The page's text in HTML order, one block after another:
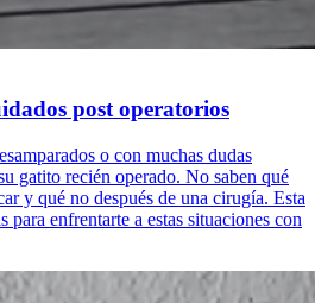
post operatorios
o con muchas dudas
gatito recién operado. No saben qué
y qué no después de una cirugía. Esta
para enfrentarte a estas situaciones con